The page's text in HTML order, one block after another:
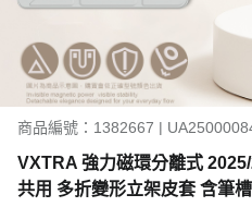
商品編號：1382667 |
VXTRA 強力磁環分離式
共用 多折變形立架皮套 含筆